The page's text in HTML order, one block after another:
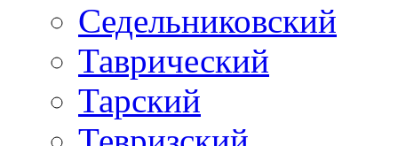
Седельниковский
Таврический
Тарский